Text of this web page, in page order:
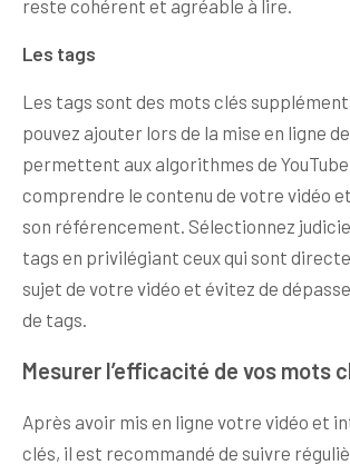
reste cohérent et agréable à lire.
Les tags
Les tags sont des mots clés
pouvez ajouter lors de la mise en ligne
permettent aux algorithmes de
comprendre le contenu de votre vidéo
son référencement. Sélectionnez
tags en privilégiant ceux qui sont
sujet de votre vidéo et évitez de
de tags.
Mesurer l’efficacité de vos mots
Après avoir mis en ligne votre vidéo et
clés, il est recommandé de suivre